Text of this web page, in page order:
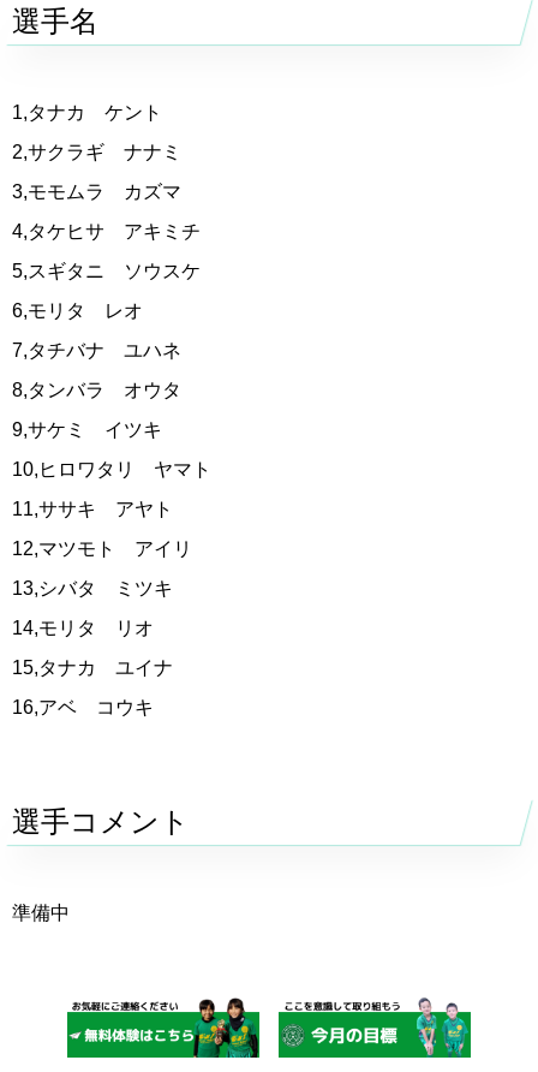
選手名
1,タナカ ケント
2,サクラギ ナナミ
3,モモムラ カズマ
4,タケヒサ アキミチ
5,スギタニ ソウスケ
6,モリタ レオ
7,タチバナ ユハネ
8,タンバラ オウタ
9,サケミ イツキ
10,ヒロワタリ ヤマト
11,ササキ アヤト
12,マツモト アイリ
13,シバタ ミツキ
14,モリタ リオ
15,タナカ ユイナ
16,アベ コウキ
選手コメント
準備中